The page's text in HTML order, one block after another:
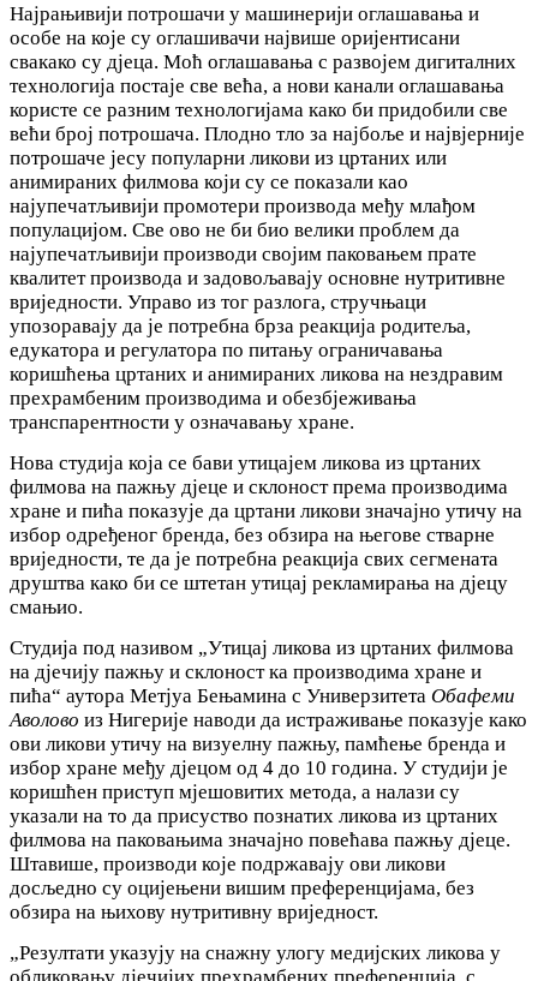
Најрањивији потрошачи у машинерији оглашавања и
особе на које су оглашивачи највише оријентисани
свакако су дјеца. Моћ оглашавања с развојем дигиталних
технологија постаје све већа, а нови канали оглашавања
користе се разним технологијама како би придобили све
већи број потрошача. Плодно тло за најбоље и највјерније
потрошаче јесу популарни ликови из цртаних или
анимираних филмова који су се показали као
најупечатљивији промотери производа међу млађом
популацијом. Све ово не би био велики проблем да
најупечатљивији производи својим паковањем прате
квалитет производа и задовољавају основне нутритивне
вриједности. Управо из тог разлога, стручњаци
упозоравају да је потребна брза реакција родитеља,
едукатора и регулатора по питању ограничавања
коришћења цртаних и анимираних ликова на нездравим
прехрамбеним производима и обезбјеживања
транспарентности у означавању хране.
Нова студија која се бави утицајем ликова из цртаних
филмова на пажњу дјеце и склоност према производима
хране и пића показује да цртани ликови значајно утичу на
избор одређеног бренда, без обзира на његове стварне
вриједности, те да је потребна реакција свих сегмената
друштва како би се штетан утицај рекламирања на дјецу
смањио.
Студија под називом „Утицај ликова из цртаних филмова
на дјечију пажњу и склоност ка производима хране и
пића“ аутора Метјуа Бењамина с Универзитета Обафеми
Аволово из Нигерије наводи да истраживање показује како
ови ликови утичу на визуелну пажњу, памћење бренда и
избор хране међу дјецом од 4 до 10 година. У студији је
коришћен приступ мјешовитих метода, а налази су
указали на то да присуство познатих ликова из цртаних
филмова на паковањима значајно повећава пажњу дјеце.
Штавише, производи које подржавају ови ликови
досљедно су оцијењени вишим преференцијама, без
обзира на њихову нутритивну вриједност.
„Резултати указују на снажну улогу медијских ликова у